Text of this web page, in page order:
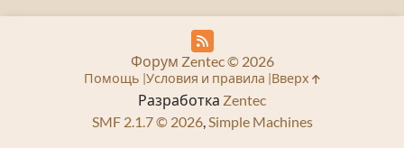
Разработка Zentec
SMF 2.1.7 © 2026,Simple Machines
Форум Zentec © 2026
Помощь Условия и правила Вверх